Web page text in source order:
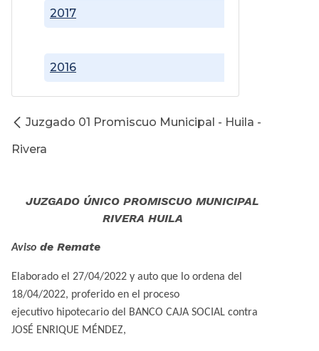
2016
2017
Juzgado 01 Promiscuo Municipal - Huila -
Rivera
JUZGADO ÚNICO PROMISCUO MUNICIPAL
RIVERA HUILA
Aviso de Remate
Elaborado el 27/04/2022 y auto que lo ordena del
18/04/2022, proferido en el proceso
ejecutivo hipotecario del BANCO CAJA SOCIAL contra
JOSÉ ENRIQUE MÉNDEZ,